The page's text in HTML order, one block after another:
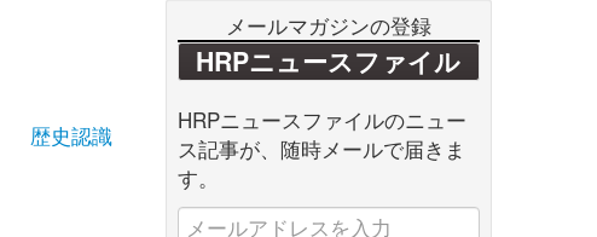
歴史認識
メールマガジンの登録
HRPニュースファイル
HRPニュースファイルのニュー
ス記事が、随時メールで届きま
す。